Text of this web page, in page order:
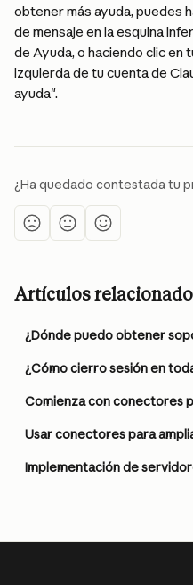
obtener más ayuda, puedes
de mensaje en la esquina
de Ayuda, o haciendo clic en
izquierda de tu cuenta de
ayuda".
¿Ha quedado contestada tu
Artículos
¿Cómo cierro sesión en